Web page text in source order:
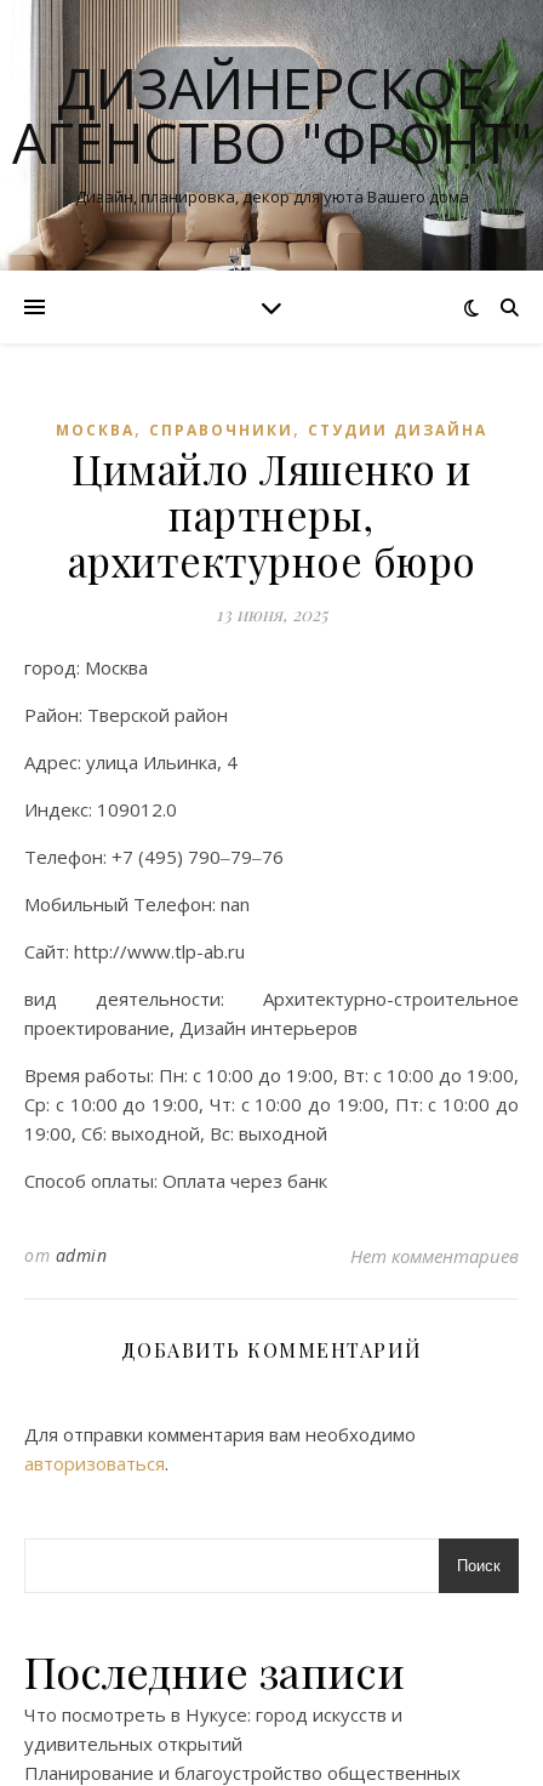
ДИЗАЙНЕРСКОЕ
АГЕНСТВО "ФРОНТ"
Дизайн, планировка, декор для уюта Вашего дома
МОСКВА, СПРАВОЧНИКИ , СТУДИИ ДИЗАЙНА
Цимайло Ляшенко и
партнеры,
архитектурное бюро
13 июня, 2025
город: Москва
Район: Тверской район
Адрес: улица Ильинка, 4
Индекс: 109012.0
Телефон: +7 (495) 790‒79‒76
Мобильный Телефон: nan
Сайт: http://www.tlp-ab.ru
вид деятельности: Архитектурно-строительное
проектирование, Дизайн интерьеров
Время работы: Пн: с 10:00 до 19:00, Вт: с 10:00 до 19:00,
Ср: с 10:00 до 19:00, Чт: с 10:00 до 19:00, Пт: с 10:00 до
19:00, Сб: выходной, Вс: выходной
Способ оплаты: Оплата через банк
от admin Нет комментариев
ДОБАВИТЬ КОММЕНТАРИЙ
Для отправки комментария вам необходимо
авторизоваться.
Поиск
Последние записи
Что посмотреть в Нукусе: город искусств и
удивительных открытий
Планирование и благоустройство общественных